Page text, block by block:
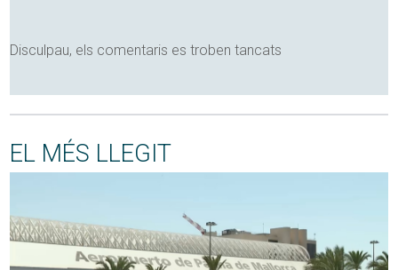
Disculpau, els comentaris es troben tancats
EL MÉS LLEGIT